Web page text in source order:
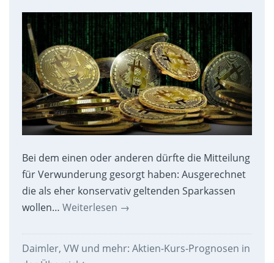
Bei dem einen oder anderen dürfte die Mitteilung
für Verwunderung gesorgt haben: Ausgerechnet
die als eher konservativ geltenden Sparkassen
wollen… Weiterlesen →
Daimler, VW und mehr: Aktien-Kurs-Prognosen in